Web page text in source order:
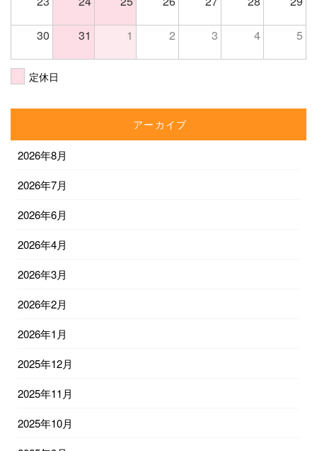
30 31 1 2 3 4 5
定休日
アーカイブ
2026年8月
2026年7月
2026年6月
2026年4月
2026年3月
2026年2月
2026年1月
2025年12月
2025年11月
2025年10月